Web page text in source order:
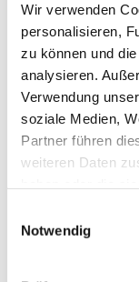
Wir verwenden
personalisieren,
zu können und
analysieren.
Verwendung
soziale Medien,
Partner führen
weiteren Daten
Notwendig